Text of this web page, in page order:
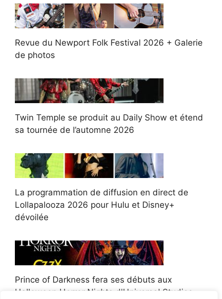
Revue du Newport Folk Festival 2026 + Galerie
de photos
Twin Temple se produit au Daily Show et étend
sa tournée de l’automne 2026
La programmation de diffusion en direct de
Lollapalooza 2026 pour Hulu et Disney+
dévoilée
Prince of Darkness fera ses débuts aux
Halloween Horror Nights d'Universal Studios